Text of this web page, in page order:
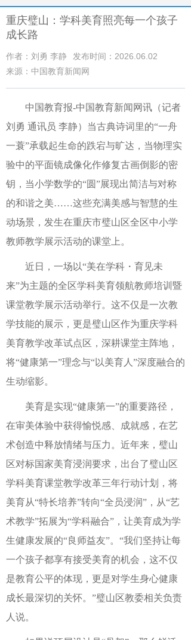
重庆璧山：学科美育照亮每一个孩子
成长路
作者：刘勇 李静
发布时间：2026.06.02
来源：中国教育新闻网
中国教育报-中国教育新闻网讯（记者
刘勇 通讯员 李静） 当古典诗词里的“一舟
一蓑”承载起生命的跌宕与旷达，当物理实
验中的平面镜成像化作修复古画倒影的密
钥，当小学数学的“圆”展现出简洁与对称
的和谐之美……这些充满美感与智慧的生
动场景，发生在重庆市璧山区全区中小学
教师教学展示活动的课堂上。
近日，一场以“美在学科・育见未
来”为主题的全区学科美育领航教师培训暨
课堂教学展示活动举行。这不仅是一次教
学技能的展示，更是璧山区作为重庆学科
美育教学改革试点区，深耕课堂主阵地，
将“健康第一”理念与“以美育人”深度融合的
生动缩影。
美育是实现“健康第一”的重要路径，
在审美体验中获得愉悦感、成就感，在艺
术创造中释放情绪与压力。近年来，璧山
区对标国家美育浸润要求，出台了璧山区
学科美育课堂教学改革三年行动计划，将
美育从“特长培养”转向“全员浸润”，从“艺
术教学”拓展为“学科融合”，让美育成为学
生健康发展的“良师益友”。“我们坚持让每
一个孩子都享有接受美育的机会，这不仅
是教育公平的体现，更是对学生身心健康
成长最深切的关怀。”璧山区教委相关负责
人说。